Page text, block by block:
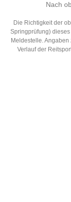
Nach
Die Richtigkeit der
Springprüfung)
Meldestelle.
Verlauf der